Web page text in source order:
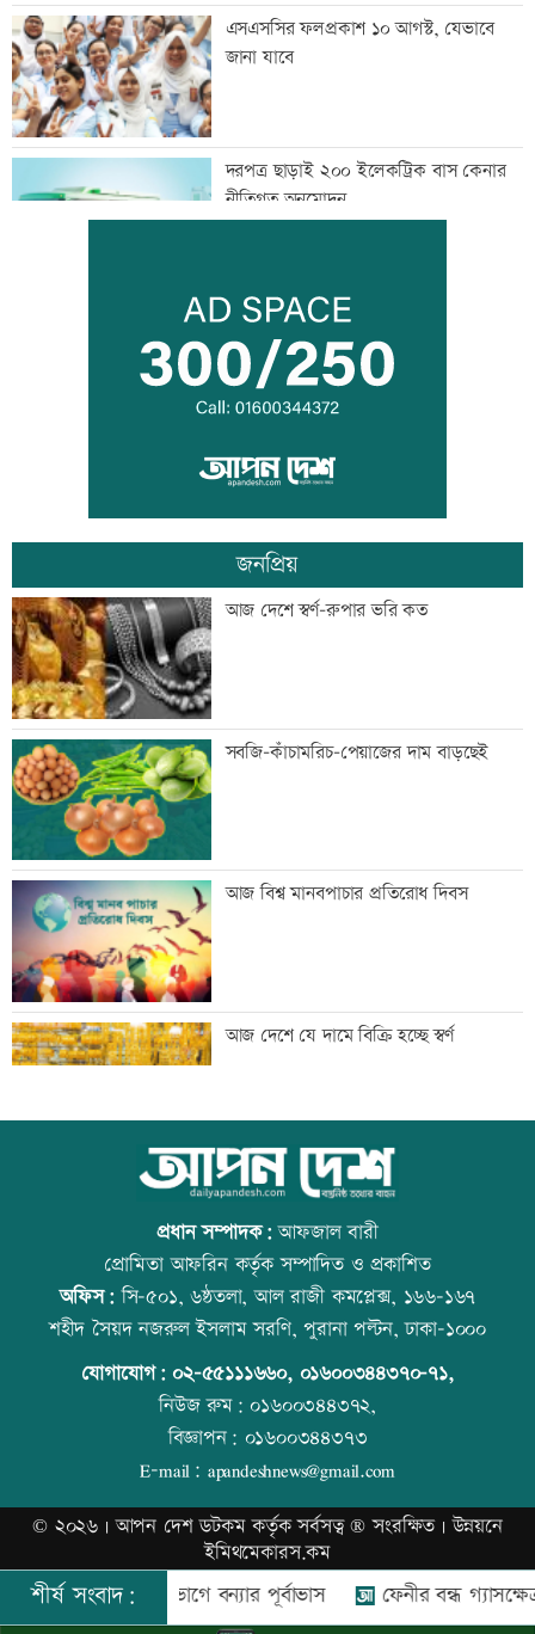
এসএসসির ফলপ্রকাশ ১০ আগস্ট, যেভাবে
জানা যাবে
দরপত্র ছাড়াই ২০০ ইলেকট্রিক বাস কেনার
নীতিগত অনুমোদন
তনু হত্যার আসামি সাবেক সেনাসদস্য
হাফিজুরকে আত্মসমর্পণের নির্দেশ
দুদকের মামলায় ঢাকা ব্যাংকের ৪ কর্মকর্তার
কারাদণ্ড
জিয়াউর রহমান দেশে প্রথম সবুজ বিপ্লবের
ডাক দিয়েছিলেন: পরিবেশমন্ত্রী
প্রথম শ্রেণিতে ভর্তি লটারিতে
মেঘনার ভাঙনরোধে জিও ব্যাগ প্রকল্পে
অনিয়ম, এলাকাবাসীর মানববন্ধন
বাংলাদেশি পাঁচ হাজার কৃষি শ্রমিক নেবে
ওমান
স্বর্ণ খাতকে আনুষ্ঠানিক কাঠামোয় আনছে
সরকার, মতামত চাইল মন্ত্রণালয়
গবেষণা-দক্ষতা উন্নয়নে বাংলাদেশ-অস্ট্রেলিয়ার
নতুন উদ্যোগ
বিমানবন্দরে বাড়ছে নিরাপত্তা, বসছে অ্যান্টি-
ড্রোন সিস্টেম
প্রশিক্ষণার্থীদের সনদ দিলো কালীগঞ্জ
পৌরসভা
জনপ্রিয়
আজ দেশে স্বর্ণ-রুপার ভরি কত
সবজি-কাঁচামরিচ-পেয়াজের দাম বাড়ছেই
আজ বিশ্ব মানবপাচার প্রতিরোধ দিবস
আজ দেশে যে দামে বিক্রি হচ্ছে স্বর্ণ
আজ বিশ্ব বন্ধু দিবস
প্রতিমন্ত্রীকে ঘিরে ভাইরাল ভিডিওতে ছবি
জুড়ে অপপ্রচার: এলিন
বিশ্ব মাতৃদুগ্ধ দিবস আজ
আজ স্বর্ণ-রুপা যে দামে বিক্রি হচ্ছে
প্রধান সম্পাদক:আফজাল বারী
প্রোমিতা আফরিন কর্তৃক সম্পাদিত ও প্রকাশিত
অফিস:সি-৫০১, ৬ষ্ঠতলা, আল রাজী কমপ্লেক্স, ১৬৬-১৬৭
শহীদ সৈয়দ নজরুল ইসলাম সরণি, পুরানা পল্টন, ঢাকা-১০০০
যোগাযোগ: ০২-৫৫১১১৬৬০, ০১৬০০৩৪৪৩৭০-৭১,
নিউজ রুম:০১৬০০৩৪৪৩৭২,
বিজ্ঞাপন: ০১৬০০৩৪৪৩৭৩
E-mail: apandeshnews@gmail.com
© ২০২৬ |আপন দেশ ডটকমকর্তৃক সর্বসত্ব ® সংরক্ষিত | উন্নয়নে
ইমিথমেকারস.কম
শীর্ষ সংবাদ:
তিন বিভাগে বন্যার পূর্বাভাস ফেনীর বন্ধ গ্যাসক্ষেত্র